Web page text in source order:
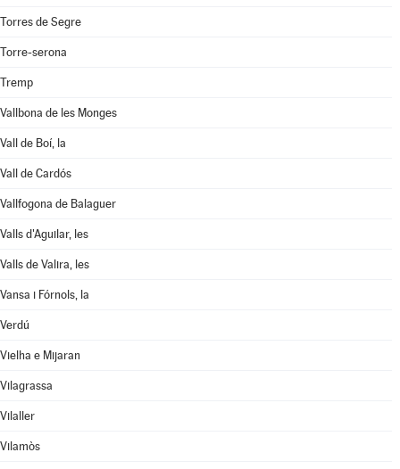
Torres de Segre
Torre-serona
Tremp
Vallbona de les Monges
Vall de Boí, la
Vall de Cardós
Vallfogona de Balaguer
Valls d'Aguilar, les
Valls de Valira, les
Vansa i Fórnols, la
Verdú
Vielha e Mijaran
Vilagrassa
Vilaller
Vilamòs